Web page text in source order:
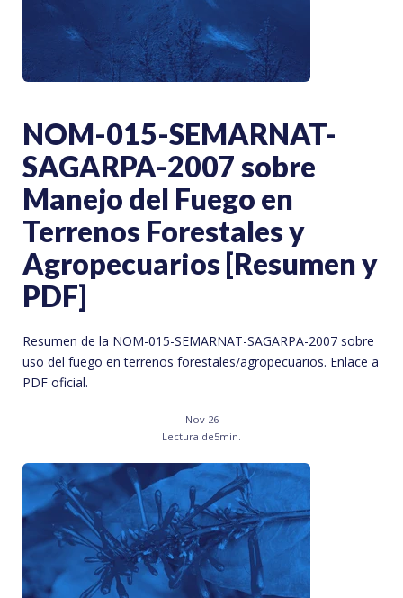
NOM-015-SEMARNAT-
SAGARPA-2007 sobre
Manejo del Fuego en
Terrenos Forestales y
Agropecuarios [Resumen y
PDF]
Resumen de la NOM-015-SEMARNAT-SAGARPA-2007 sobre
uso del fuego en terrenos forestales/agropecuarios. Enlace a
PDF oficial.
Nov 26
Lectura de5min.